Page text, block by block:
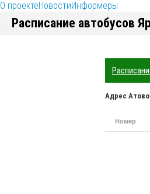
О проектеНовостиИнформеры
Расписание автобусов
Адрес
Номер
маршрута